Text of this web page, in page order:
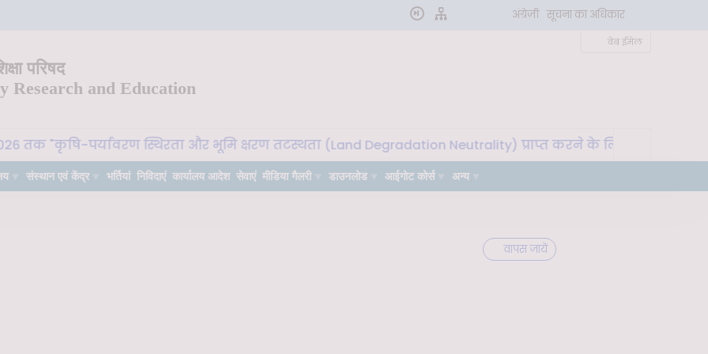
अंग्रेज़ी सूचना का अधिकार
परिषद
Research and Education
वेब ईमेल
पर्यावरण स्थिरता और भूमि क्षरण तटस्थता (Land Degradation Neutrality) प्राप्त करने के लिए मृदा माइक्रोबायोम
संस्थान एवं केंद्र भर्तियां निविदाएं कार्यालय आदेश सेवाएं मीडिया गैलरी डाउनलोड आईगोट कोर्स अन्य
वापस जायें